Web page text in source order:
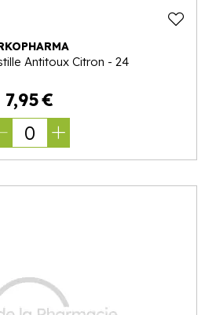
Antitoux Citron - 24
7,95€
0